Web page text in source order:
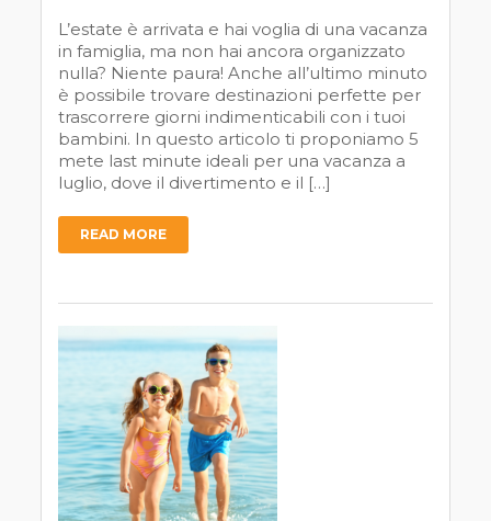
L’estate è arrivata e hai voglia di una vacanza
in famiglia, ma non hai ancora organizzato
nulla? Niente paura! Anche all’ultimo minuto
è possibile trovare destinazioni perfette per
trascorrere giorni indimenticabili con i tuoi
bambini. In questo articolo ti proponiamo 5
mete last minute ideali per una vacanza a
luglio, dove il divertimento e il […]
READ MORE